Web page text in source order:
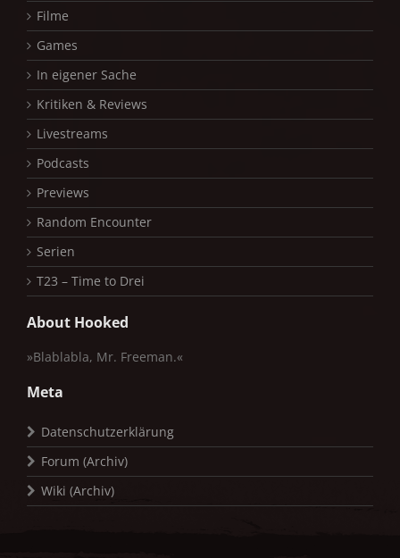
Filme
Games
In eigener Sache
Kritiken & Reviews
Livestreams
Podcasts
Previews
Random Encounter
Serien
T23 – Time to Drei
About Hooked
»Blablabla, Mr. Freeman.«
Meta
Datenschutzerklärung
Forum (Archiv)
Wiki (Archiv)